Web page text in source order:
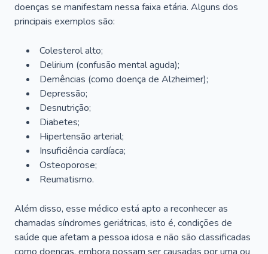
doenças se manifestam nessa faixa etária. Alguns dos
principais exemplos são:
Colesterol alto;
Delirium (confusão mental aguda);
Demências (como doença de Alzheimer);
Depressão;
Desnutrição;
Diabetes;
Hipertensão arterial;
Insuficiência cardíaca;
Osteoporose;
Reumatismo.
Além disso, esse médico está apto a reconhecer as
chamadas síndromes geriátricas, isto é, condições de
saúde que afetam a pessoa idosa e não são classificadas